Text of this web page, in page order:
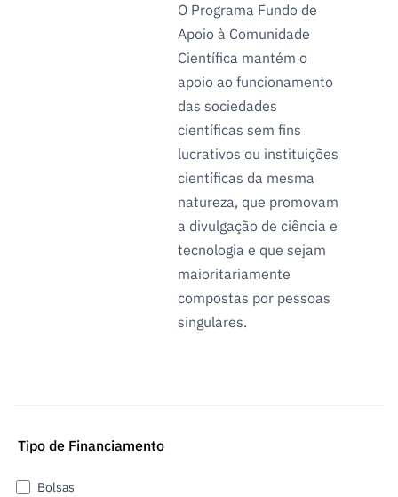
O Programa Fundo de
Apoio à Comunidade
Científica mantém o
apoio ao funcionamento
das sociedades
científicas sem fins
lucrativos ou instituições
científicas da mesma
natureza, que promovam
a divulgação de ciência e
tecnologia e que sejam
maioritariamente
compostas por pessoas
singulares.
Tipo de Financiamento
Bolsas